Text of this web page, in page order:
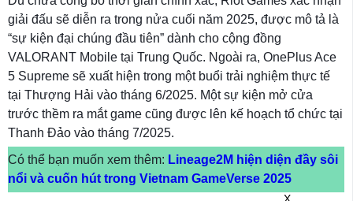
giải đấu sẽ diễn ra trong nửa cuối năm 2025, được mô tả là
“sự kiện đại chúng đầu tiên” dành cho cộng đồng
VALORANT Mobile tại Trung Quốc. Ngoài ra, OnePlus Ace
5 Supreme sẽ xuất hiện trong một buổi trải nghiệm thực tế
tại Thượng Hải vào tháng 6/2025. Một sự kiện mở cửa
trước thềm ra mắt game cũng được lên kế hoạch tổ chức tại
Thanh Đảo vào tháng 7/2025.
Có thể bạn muốn xem thêm: Lineage2M hiện diện đầy sôi
nổi và cuốn hút trong Vietnam GameVerse 2025